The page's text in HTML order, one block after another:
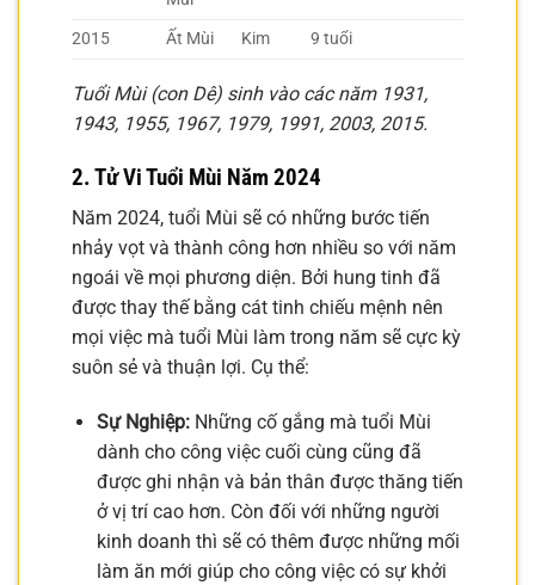
2015 Ất Mùi Kim 9 tuổi
Tuổi Mùi (con Dê) sinh vào các năm 1931,
1943, 1955, 1967, 1979, 1991, 2003, 2015.
2. Tử Vi Tuổi Mùi Năm 2024
Năm 2024, tuổi Mùi sẽ có những bước tiến
nhảy vọt và thành công hơn nhiều so với năm
ngoái về mọi phương diện. Bởi hung tinh đã
được thay thế bằng cát tinh chiếu mệnh nên
mọi việc mà tuổi Mùi làm trong năm sẽ cực kỳ
suôn sẻ và thuận lợi. Cụ thể:
Sự Nghiệp:Những cố gắng mà tuổi Mùi
dành cho công việc cuối cùng cũng đã
được ghi nhận và bản thân được thăng tiến
ở vị trí cao hơn. Còn đối với những người
kinh doanh thì sẽ có thêm được những mối
làm ăn mới giúp cho công việc có sự khởi